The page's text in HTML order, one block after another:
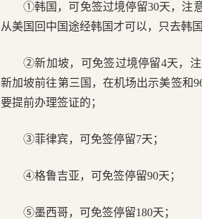
①韩国，可免签过境停留30天，注
从美国回中国途经韩国才可以，只去韩
②新加坡，可免签过境停留4天，
新加坡前往第三国，在机场出示美签和
要提前办理签证的；
③菲律宾，可免签停留7天；
④格鲁吉亚，可免签停留90天；
⑤墨西哥，可免签停留180天；